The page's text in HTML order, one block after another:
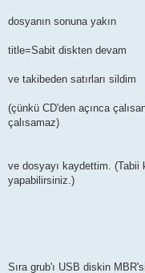
dosyanın sonuna yakın
title=Sabit diskten devam
ve takibeden satırları sildim
(çünkü CD'den açınca
çalısamaz)
ve dosyayı kaydettim. (Tabii
yapabilirsiniz.)
Sıra grub'ı USB diskin